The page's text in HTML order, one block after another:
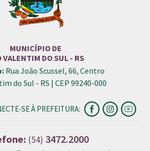
MUNICÍPIO DE
VALENTIM DO SUL - RS
Rua João Scussel, 66, Centro
do Sul - RS | CEP 99240-000
SE À PREFEITURA:
(54) 3472.2000